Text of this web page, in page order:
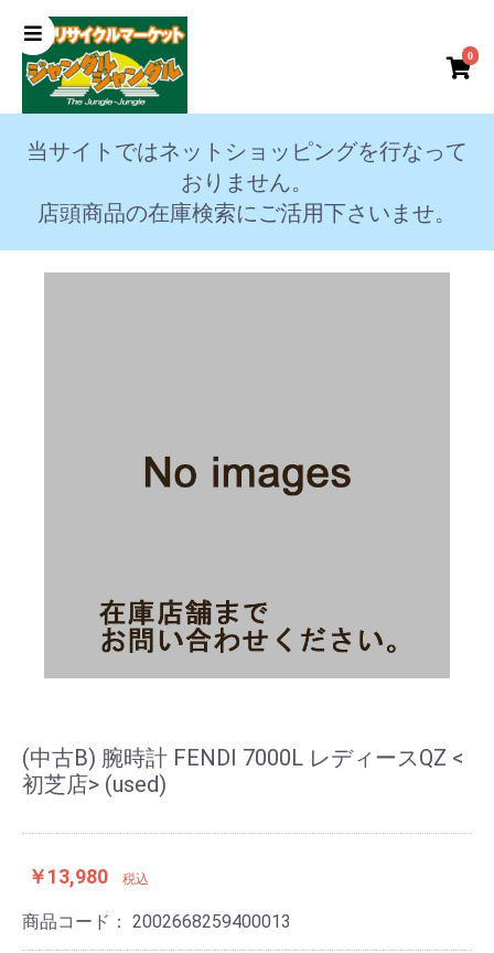
0
当サイトではネットショッピングを行なって
おりません。
店頭商品の在庫検索にご活用下さいませ。
(中古B) 腕時計 FENDI 7000L レディースQZ <
初芝店> (used)
￥13,980 税込
商品コード： 2002668259400013